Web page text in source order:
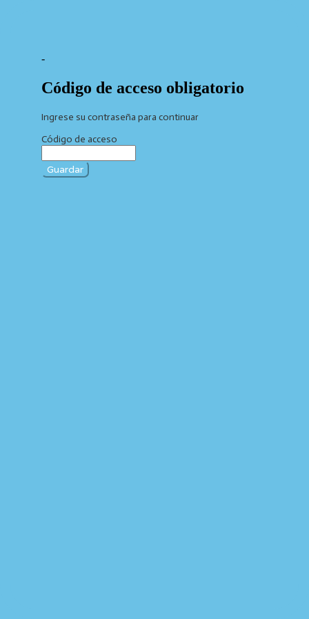
-
Código de acceso obligatorio
Ingrese su contraseña para continuar
Código de acceso
Guardar